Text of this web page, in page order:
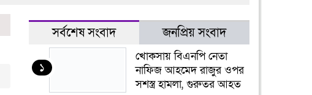
সর্বশেষ সংবাদ জনপ্রিয় সংবাদ
১
খোকসায় বিএনপি নেতা
নাফিজ আহমেদ রাজুর ওপর
সশস্ত্র হামলা, গুরুতর আহত